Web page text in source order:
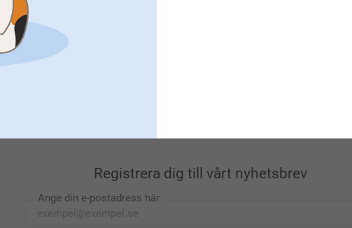
Registrera dig till vårt nyhetsbrev
Ange din e-postadress här